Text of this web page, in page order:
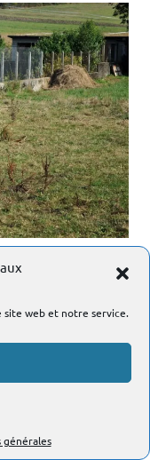
site web et notre service.
générales
septembre 2016.
Mont de Musièges